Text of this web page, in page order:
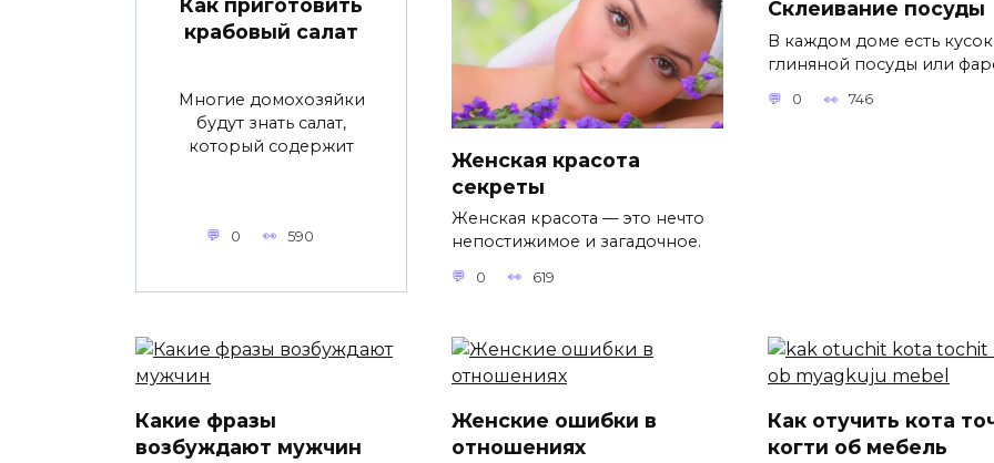
крабовый салат
Многие домохозяйки
будут знать салат,
который содержит
0 590
Женская красота
секреты
Женская красота — это нечто
непостижимое и загадочное.
0 619
Склеивание посуды
В каждом доме есть кусок
глиняной посуды или
0 746
Какие фразы
возбуждают мужчин
Женские ошибки в
отношениях
Как отучить кота
когти об мебель